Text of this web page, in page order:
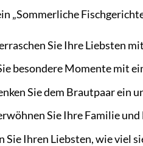
„Sommerliche
Sie Ihre Liebsten
besondere Momente mit
Sie dem Brautpaar ein
Sie Ihre Familie
Sie Ihren Liebsten, wie viel